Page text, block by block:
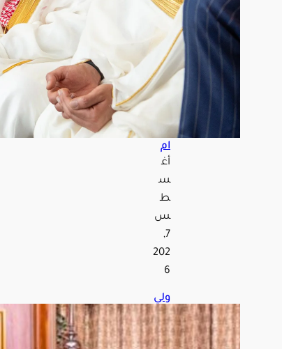
ون
صلا
الج
مع
ة
بالم
س
الحر
ام
أغ
س
ط
س
7,
202
6
ولي
الع
هد
يلتق